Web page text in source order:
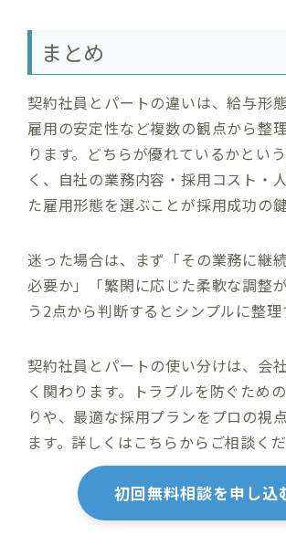
まとめ
契約社員とパートの違いは、給与形
雇用の安定性など複数の観点から整
ります。どちらが優れているかとい
く、自社の業務内容・採用コスト・
た雇用形態を選ぶことが採用成功の鍵
迷った場合は、まず「その業務に継
必要か」「繁閑に応じた柔軟な調整
う2点から判断するとシンプルに整理
契約社員とパートの使い分けは、会
く関わります。トラブルを防ぐため
りや、最適な採用プランをプロの視
ます。詳しくはこちらからご相談くだ
初回無料相談を申し込